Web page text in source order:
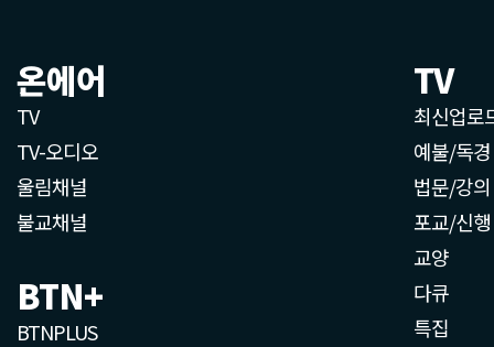
온에어
TV
TV-오디오
울림채널
불교채널
BTN+
BTNPLUS
TV
최신업로
예불/독경
법문/강의
포교/신행
교양
다큐
특집